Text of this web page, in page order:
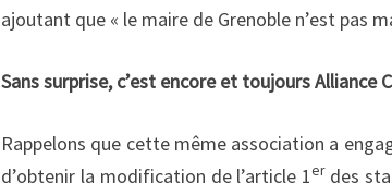
ajoutant que « le maire de Grenoble n’est pas
Sans surprise, c’est encore et toujours
Rappelons que cette même association a
d’obtenir la modification de l’article 1erdes